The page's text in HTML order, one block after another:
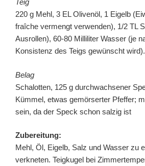
Teig
220 g Mehl, 3 EL Olivenöl, 1 Eigelb
fraîche vermengt verwenden), 1/2 TL
Ausrollen), 60-80 Milliliter Wasser (je
Konsistenz des Teigs gewünscht wird).
Belag
Schalotten, 125 g durchwachsener
Kümmel, etwas gemörserter Pfeffer;
sein, da der Speck schon salzig ist
Zubereitung:
Mehl, Öl, Eigelb, Salz und Wasser zu
verkneten. Teigkugel bei